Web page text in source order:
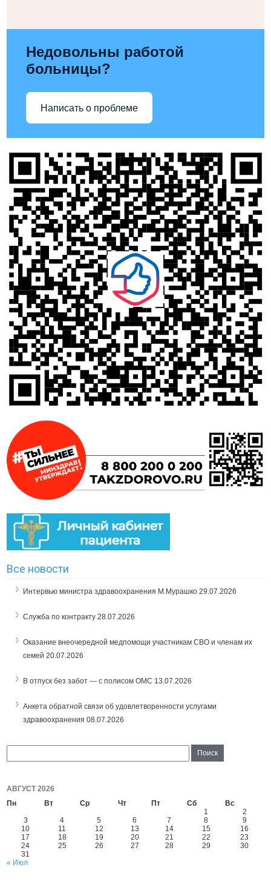
Недовольны работой
больницы?
Написать о проблеме
Все новости
Интервью министра здравоохранения М.Мурашко 29.07.2026
Служба по контракту 28.07.2026
Оказание внеочередной медпомощи участникам СВО и членам их
семей 20.07.2026
В отпуск без забот — с полисом ОМС 13.07.2026
Анкета обратной связи об удовлетворенности услугами
здравоохранения 08.07.2026
АВГУСТ 2026
Пн
Вт Ср Чт Пт Сб
Вс
1
2
3
4 5 6 7 8
9
10
11 12 13 14 15
16
17
18 19 20 21 22
23
24
25 26 27 28 29
30
31
« Июл